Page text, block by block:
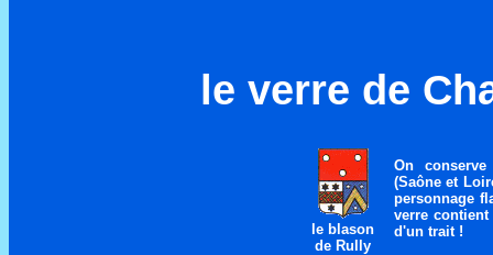
le verre de
le blason
de Rully
On
(Saône et
personnage
verre
d'un trait !